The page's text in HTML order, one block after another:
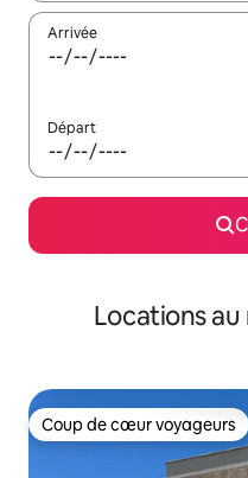
Arrivée
Départ
Locations
Coup de cœur voyageurs
Coup de cœur voyageurs